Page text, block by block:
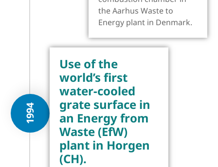
the Aarhus Waste to
Energy plant in Denmark.
1994
Use of the
world’s first
water-cooled
grate surface in
an Energy from
Waste (EfW)
plant in Horgen
(CH).